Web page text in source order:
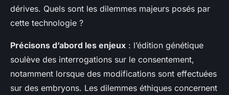
dérives. Quels sont les dilemmes majeurs posés par
cette technologie ?
Précisons d’abord les enjeux : l’édition génétique
soulève des interrogations sur le consentement,
notamment lorsque des modifications sont effectuées
sur des embryons. Les dilemmes éthiques concernent